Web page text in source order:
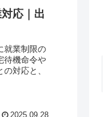
応｜出
就業制限の
待機命令や
対応と、
2025.09.28